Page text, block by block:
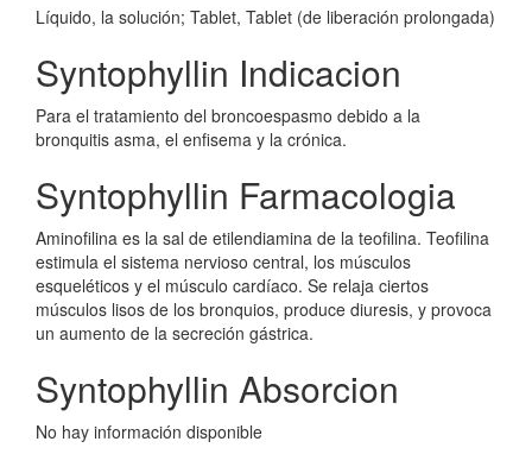
Líquido, la solución; Tablet, Tablet (de liberación prolongada)
Syntophyllin Indicacion
Para el tratamiento del broncoespasmo debido a la
bronquitis asma, el enfisema y la crónica.
Syntophyllin Farmacologia
Aminofilina es la sal de etilendiamina de la teofilina. Teofilina
estimula el sistema nervioso central, los músculos
esqueléticos y el músculo cardíaco. Se relaja ciertos
músculos lisos de los bronquios, produce diuresis, y provoca
un aumento de la secreción gástrica.
Syntophyllin Absorcion
No hay información disponible